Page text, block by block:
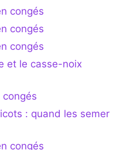
congés
congés
congés
et le casse-noix
congés
: quand les semer
congés